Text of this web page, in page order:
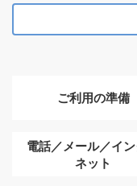
ご利用の準備
電話／メール／イ
ネット